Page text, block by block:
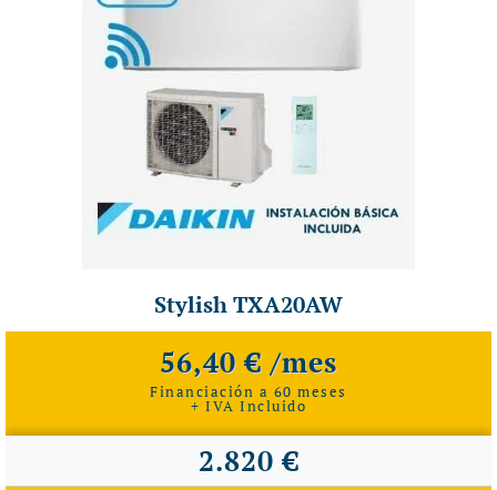
Stylish TXA20AW
56,40 € /mes
Financiación a 60 meses
+ IVA Incluido
2.820 €